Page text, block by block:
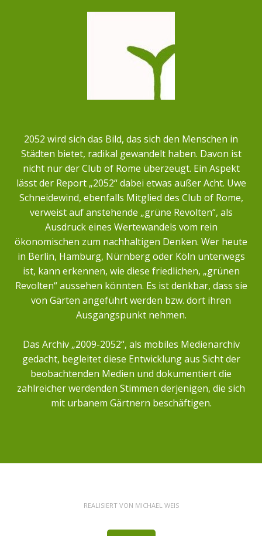
2052 wird sich das Bild, das sich den Menschen in
Städten bietet, radikal gewandelt haben. Davon ist
nicht nur der Club of Rome überzeugt. Ein Aspekt
lässt der Report „2052“ dabei etwas außer Acht. Uwe
Schneidewind, ebenfalls Mitglied des Club of Rome,
verweist auf anstehende „grüne Revolten“, als
Ausdruck eines Wertewandels vom rein
ökonomischen zum nachhaltigen Denken. Wer heute
in Berlin, Hamburg, Nürnberg oder Köln unterwegs
ist, kann erkennen, wie diese friedlichen, „grünen
Revolten“ aussehen könnten. Es ist denkbar, dass sie
von Gärten angeführt werden bzw. dort ihren
Ausgangspunkt nehmen.
Das Archiv „2009-2052“, als mobiles Medienarchiv
gedacht, begleitet diese Entwicklung aus Sicht der
beobachtenden Medien und dokumentiert die
zahlreicher werdenden Stimmen derjenigen, die sich
mit urbanem Gärtnern beschäftigen.
REALISIERT VON MICHAEL WEIS